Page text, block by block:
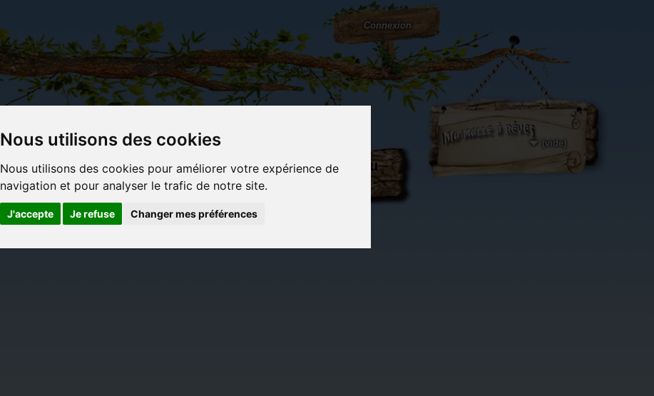
Nous utilisons des cookies
Nous utilisons des cookies pour améliorer votre expérience de
navigation et pour analyser le trafic de notre site.
J'accepte Je refuse Changer mes préférences
Connexion
(vide)
Carterie
papeterie
originale
Activités
manuelles,
détente et
Objets déco et
cadeaux
originaux
Du côté du
blog...